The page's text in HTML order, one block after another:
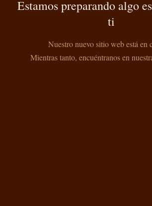
Estamos preparando algo
ti
Nuestro nuevo sitio web está en
Mientras tanto, encuéntranos en